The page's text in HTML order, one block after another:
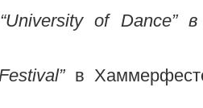
“University of Dance”
в